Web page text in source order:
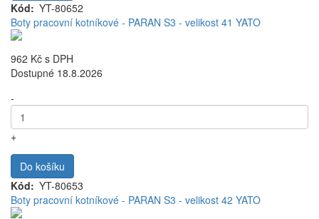
Kód
YT-80652
Boty pracovní kotníkové - PARAN S3 - velikost 41 YATO
962 Kč s DPH
Dostupné 18.8.2026
-
+
Do košíku
Kód
YT-80653
Boty pracovní kotníkové - PARAN S3 - velikost 42 YATO